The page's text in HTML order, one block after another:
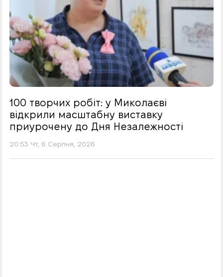
100 творчих робіт: у Миколаєві
відкрили масштабну виставку
приурочену до Дня Незалежності
20:53 Чт, 6 Серпня, 2026